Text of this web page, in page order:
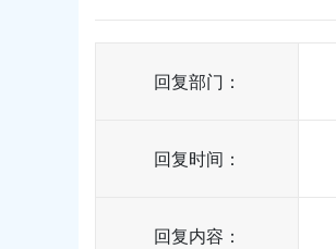
回复部门：
回复时间：
回复内容：